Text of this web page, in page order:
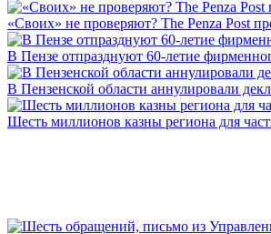
«Своих» не проверяют? The Penza Post
В Пензе отпразднуют 60-летие
В Пензенской области аннулировали
Шесть миллионов казны региона для